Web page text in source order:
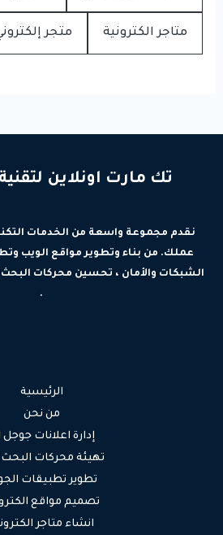
متاجر الكترونية متجر
تك مارت اونلاين
نقدم مجموعة واسعة من الخدمات
عملك. من بناء وتطوير مواقع الويب
.
الرئيسية
من نحن
إدارة اعلانات جوجل
تهيئة محركات البحث SEO
تطوير تطبيقات
تصميم مواقع
انشاء متاجر